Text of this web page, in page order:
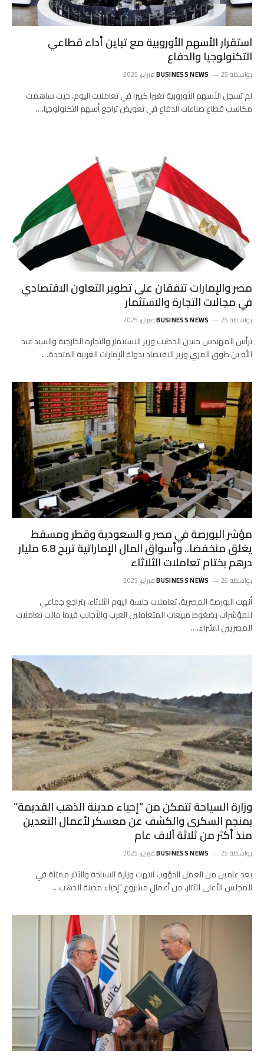
استقرار الأسهم الأوروبية مع تباين أداء قطاعي
التكنولوجيا والدفاع
بواسطة BUSINESS NEWS 25 فبراير، 2025
لم تسجل الأسهم الأوروبية تغيرا كبيرا في تعاملات اليوم، حيث ساهمت
مكاسب قطاع صناعات الدفاع في تعويض تراجع أسهم التكنولوجيا،…
مصر والإمارات تتفقان على تطوير التعاون الاقتصادي
في مجالات التجارة والاستثمار
بواسطة BUSINESS NEWS 25 فبراير، 2025
ترأس المهندس حسن الخطيب وزير الاستثمار والتجارة الخارجية والسيد عبد
الله بن طوق المري وزير الاقتصاد بدولة الإمارات العربية المتحدة…
مؤشر البورصة في مصر و السعودية وقطر ومسقط
يغلق منخفضا.. وأسواق المال الإماراتية تربح 6.8 مليار
درهم بختام تعاملات الثلاثاء
بواسطة BUSINESS NEWS 25 فبراير، 2025
أنهت البورصة المصرية، تعاملات جلسة اليوم الثلاثاء، بتراجع جماعي
للمؤشرات بضغوط مبيعات المتعاملين العرب والأجانب فيما مالت تعاملات
المصريين للشراء،…
وزارة السياحة تتمكن من “إحياء مدينة الذهب القديمة”
بمنجم السكرى والكشف عن معسكر لأعمال التعدين
منذ أكثر من ثلاثة آلاف عام
بواسطة BUSINESS NEWS 25 فبراير، 2025
بعد عامين من العمل الدؤوب انتهت وزارة السياحة والآثار ممثلة في
المجلس الأعلى للآثار، من أعمال مشروع “إحياء مدينة الذهب…